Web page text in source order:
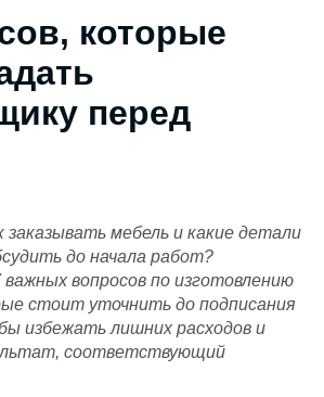
которые
перед
заказывать мебель и какие детали
до начала работ?
вопросов по изготовлению
стоит уточнить до подписания
избежать лишних расходов и
соответствующий